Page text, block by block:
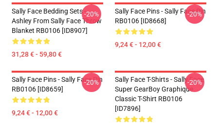
Sally Face Bedding Sets -
Ashley From Sally Face Throw
Blanket RB0106 [ID8907]
31,28 € - 59,80 €
-20%
Sally Face Pins - Sally Face Pin
RB0106 [ID8668]
9,24 € - 12,00 €
-20%
Sally Face Pins - Sally Face Pin
RB0106 [ID8659]
9,24 € - 12,00 €
-20%
Sally Face T-Shirts - Sally Face
Super GearBoy Graphique
Classic T-Shirt RB0106
[ID7896]
-20%